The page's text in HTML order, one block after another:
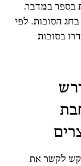
בספר במדבר.
הסוכות. לפי
בסוכות
לקשר את